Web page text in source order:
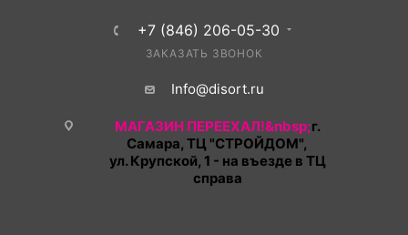
+7 (846) 206-05-30
ЗАКАЗАТЬ ЗВОНОК
Info@disort.ru
МАГАЗИН ПЕРЕЕХАЛ!&nbsp;г.
Самара, ТЦ "СТРОЙДОМ",
ул. Крупской, 1 - на въезде в ТЦ
справа